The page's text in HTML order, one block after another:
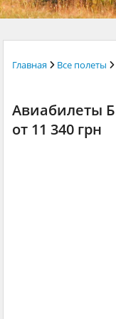
Главная Все полеты
Авиабилеты
от 11 340 грн